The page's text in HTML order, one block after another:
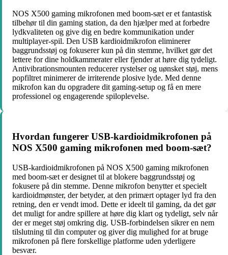
NOS X500 gaming mikrofonen med boom-sæt er et fantastisk
tilbehør til din gaming station, da den hjælper med at forbedre
lydkvaliteten og give dig en bedre kommunikation under
multiplayer-spil. Den USB kardioidmikrofon eliminerer
baggrundsstøj og fokuserer kun på din stemme, hvilket gør det
lettere for dine holdkammerater eller fjender at høre dig tydeligt.
Antivibrationsmounten reducerer rystelser og uønsket støj, mens
popfiltret minimerer de irriterende plosive lyde. Med denne
mikrofon kan du opgradere dit gaming-setup og få en mere
professionel og engagerende spiloplevelse.
Hvordan fungerer USB-kardioidmikrofonen på
NOS X500 gaming mikrofonen med boom-sæt?
USB-kardioidmikrofonen på NOS X500 gaming mikrofonen
med boom-sæt er designet til at blokere baggrundsstøj og
fokusere på din stemme. Denne mikrofon benytter et specielt
kardioidmønster, der betyder, at den primært optager lyd fra den
retning, den er vendt imod. Dette er ideelt til gaming, da det gør
det muligt for andre spillere at høre dig klart og tydeligt, selv når
der er meget støj omkring dig. USB-forbindelsen sikrer en nem
tilslutning til din computer og giver dig mulighed for at bruge
mikrofonen på flere forskellige platforme uden yderligere
besvær.